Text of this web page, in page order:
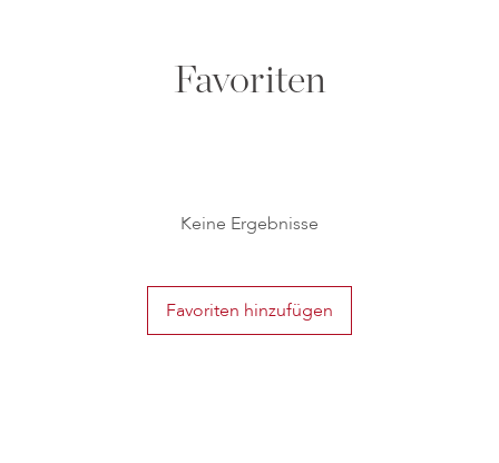
Favoriten
Keine Ergebnisse
Favoriten hinzufügen